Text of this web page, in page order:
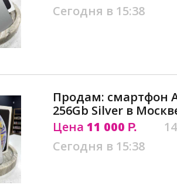
Сегодня в 15:38
Продам: смартфон
256Gb Silver в
Цена 11 000 Р.
Сегодня в 15:38